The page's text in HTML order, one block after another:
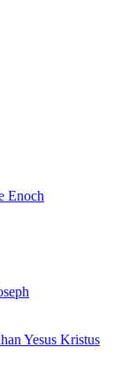
Enoch
Yesus Kristus